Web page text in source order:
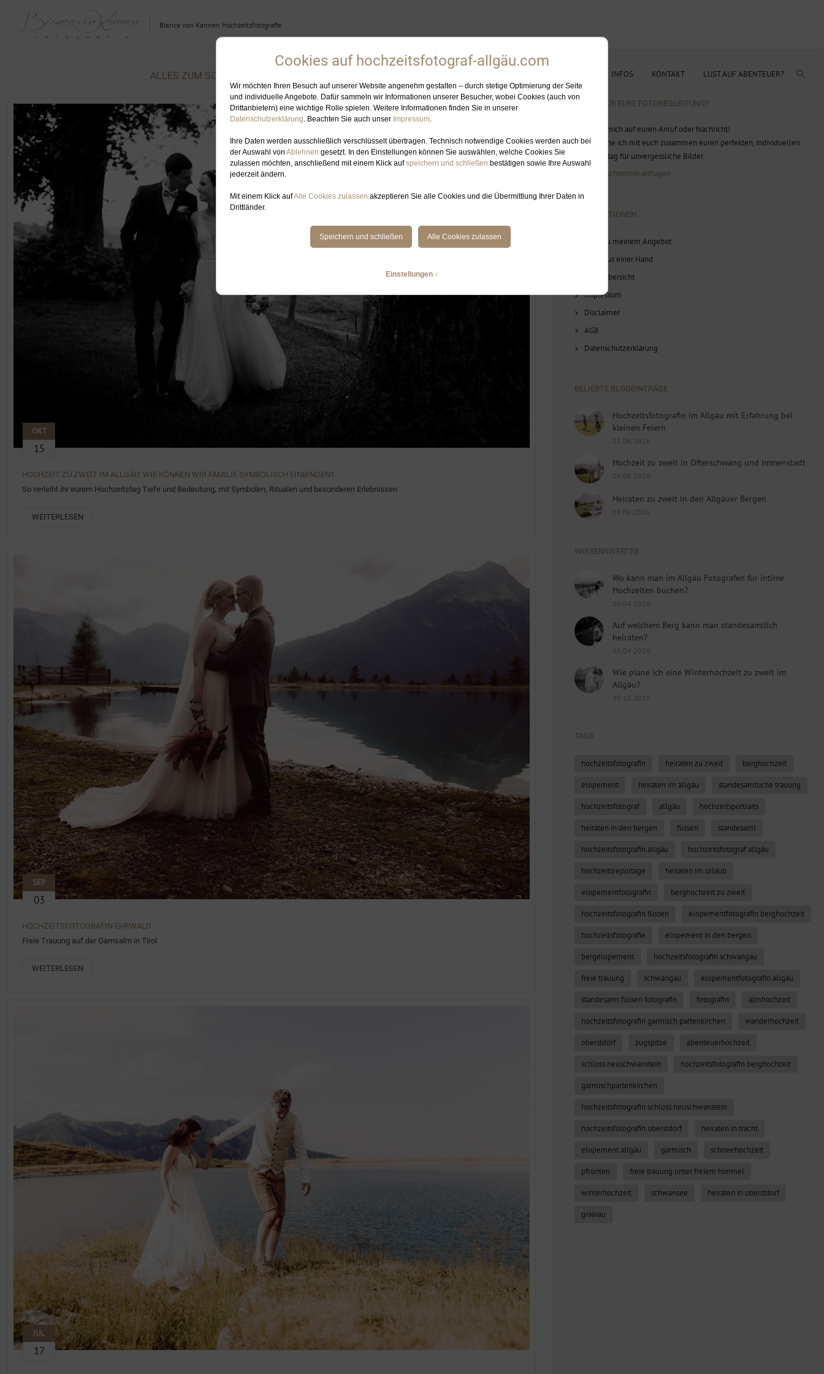
Bianca von Kannen Hochzeitsfotografie
PREISE & INFOS KONTAKT LUST AUF ABENTEUER?
ALLES ZUM SCHLAGWORT: HOCHZEIT IN DEN BERGEN
OKT
15
HOCHZEIT ZU ZWEIT IM ALLGÄU: WIE KÖNNEN WIR FAMILIE SYMBOLISCH EINBINDEN?
So verleiht ihr eurem Hochzeitstag Tiefe und Bedeutung, mit Symbolen, Ritualen und besonderen Erlebnissen
WEITERLESEN
SEP
03
HOCHZEITSFOTOGRAFIN EHRWALD
Freie Trauung auf der Gamsalm in Tirol
WEITERLESEN
JUL
17
BEREIT FÜR EURE FOTOBEGLEITUNG?
Ich freue mich auf euren Anruf oder Nachricht!
Gerne plane ich mit euch zusammen euren perfekten, individuellen
Hochzeitstag für unvergessliche Bilder.
Jetzt Wunschtermin anfragen
INFORMATIONEN
Infos zu meinem Angebot
Alles aus einer Hand
Blog-Übersicht
Impressum
Disclaimer
AGB
Datenschutzerklärung
BELIEBTE BLOGEINTRÄGE
Hochzeitsfotografin im Allgäu mit Erfahrung bei
kleinen Feiern
22.06.2026
Hochzeit zu zweit in Ofterschwang und Immenstadt
09.06.2026
Heiraten zu zweit in den Allgäuer Bergen
07.06.2026
WISSENSWERTES
Wo kann man im Allgäu Fotografen für intime
Hochzeiten buchen?
10.04.2026
Auf welchem Berg kann man standesamtlich
heiraten?
01.04.2026
Wie plane ich eine Winterhochzeit zu zweit im
Allgäu?
30.12.2025
TAGS
hochzeitsfotografin heiraten zu zweit berghochzeit
elopement heiraten im allgäu standesamtliche trauung
hochzeitsfotograf allgäu hochzeitsportraits
heiraten in den bergen füssen standesamt
hochzeitsfotografin allgäu hochzeitsfotograf allgäu
hochzeitsreportage heiraten im urlaub
elopementfotografin berghochzeit zu zweit
hochzeitsfotografin füssen elopementfotografin berghochzeit
hochzeitsfotografie elopement in den bergen
bergelopement hochzeitsfotografin schwangau
freie trauung schwangau elopementfotografin allgäu
standesamt füssen fotografin fotografin almhochzeit
hochzeitsfotografin garmisch partenkirchen wanderhochzeit
oberstdorf zugspitze abenteuerhochzeit
schloss neuschwanstein hochzeitsfotografin berghochzeit
garmischpartenkirchen
hochzeitsfotografin schloss neuschwanstein
hochzeitsfotografin oberstdorf heiraten in tracht
elopement allgäu garmisch schneehochzeit
pfronten freie trauung unter freiem himmel
winterhochzeit schwansee heiraten in oberstdorf
grainau